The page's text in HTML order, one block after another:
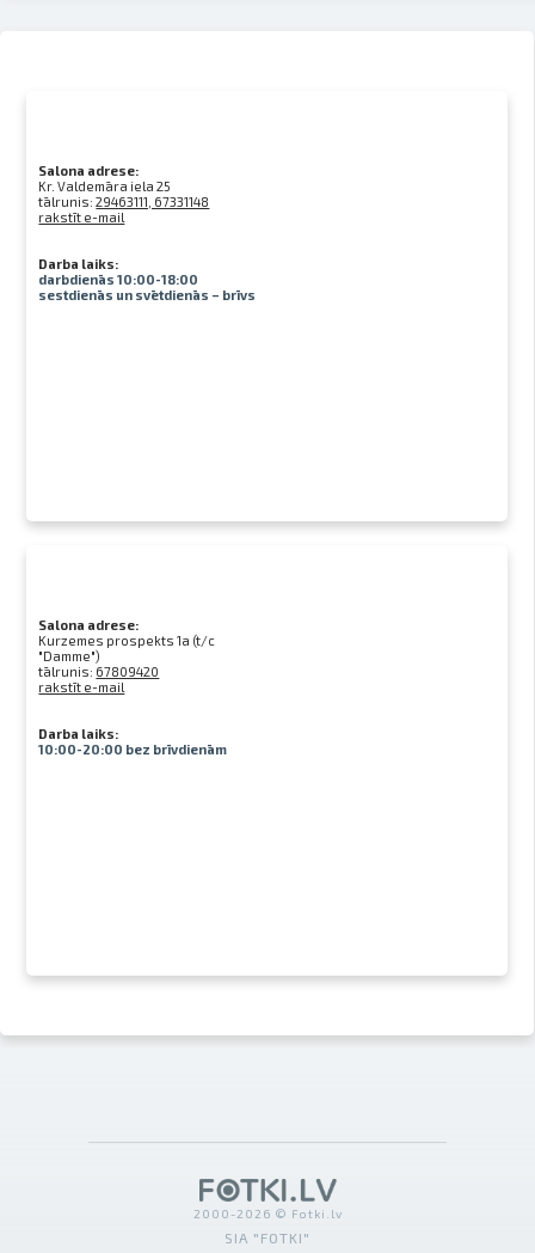
Salona adrese:
Kr. Valdemāra iela 25
tālrunis:29463111, 67331148
rakstīt e-mail
Darba laiks:
darbdienās 10:00-18:00
sestdienās un svētdienās – brīvs
Salona adrese:
Kurzemes prospekts 1a (t/c
"Damme")
tālrunis: 67809420
rakstīt e-mail
Darba laiks:
10:00-20:00 bez brīvdienām
2000-2026 © Fotki.lv
SIA "FOTKI"